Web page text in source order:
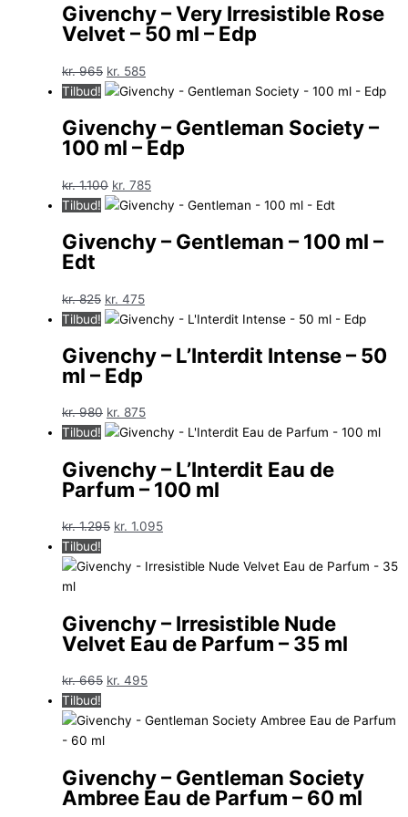
kr. 990.kr. 575.
Givenchy – Very Irresistible Rose
Velvet – 50 ml – Edp
kr.965 Den
oprindelige
var:
kr. 965.
kr. 585Den
aktuelle
er:
kr. 585.
Tilbud!
Givenchy – Gentleman Society –
100 ml – Edp
kr.1.100 Den
oprindelige
var:
kr. 785Den
aktuelle
er:
Tilbud!
Givenchy – Gentleman – 100 ml –
Edt
kr.825 Den
oprindelige
var:
kr. 825.
kr. 475Den
aktuelle
er:
Tilbud!
Givenchy – L’Interdit Intense – 50
ml – Edp
kr.980 Den
oprindelige
var:
kr. 980.
kr. 875Den
aktuelle
er:
kr. 875.
Tilbud!
Givenchy – L’Interdit Eau de
Parfum – 100 ml
kr.1.295 Den
pris
kr. 1.095Den
pris
Tilbud!
Givenchy – Irresistible Nude
Velvet Eau de Parfum – 35 ml
kr.665 Den
pris
kr. 495Den
pris
Tilbud!
Givenchy – Gentleman Society
Ambree Eau de Parfum – 60 ml